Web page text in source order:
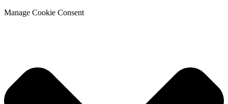
Manage Cookie Consent